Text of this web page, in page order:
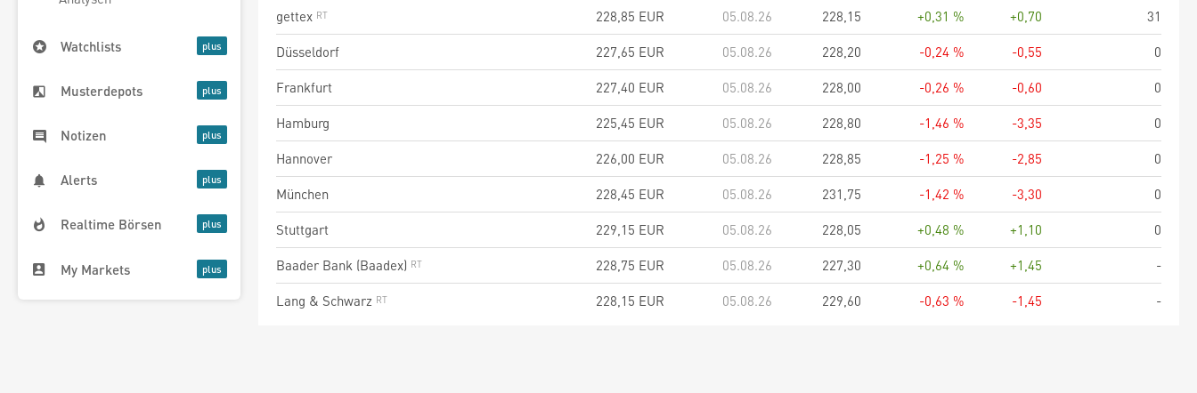
Watchlists
Musterdepots
Notizen
Alerts
Realtime Börsen
My Markets
gettex
228,85 EUR 05.08.26 228,15 +0,31 % +0,70
31
Düsseldorf
227,65 EUR 05.08.26 228,20 -0,24 % -0,55
0
Frankfurt
227,40 EUR 05.08.26 228,00 -0,26 % -0,60
0
Hamburg
225,45 EUR 05.08.26 228,80 -1,46 % -3,35
0
Hannover
226,00 EUR 05.08.26 228,85 -1,25 % -2,85
0
München
228,45 EUR 05.08.26 231,75 -1,42 % -3,30
0
Stuttgart
229,15 EUR 05.08.26 228,05 +0,48 % +1,10
0
Baader Bank (Baadex)
228,75 EUR 05.08.26 227,30 +0,64 % +1,45
-
Lang & Schwarz
228,15 EUR 05.08.26 229,60 -0,63 % -1,45 -